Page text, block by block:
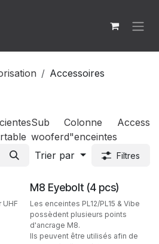
Accessoires
Sub
woofer
Colonne
d"enceintes
Trier par Filtres
Ventes
M8 Eyebolt (4 pcs)
Les enceintes PL12/PL15 & Vibe
possèdent plusieurs points
d'ancrage M8.
Ils peuvent être utilisés afin de